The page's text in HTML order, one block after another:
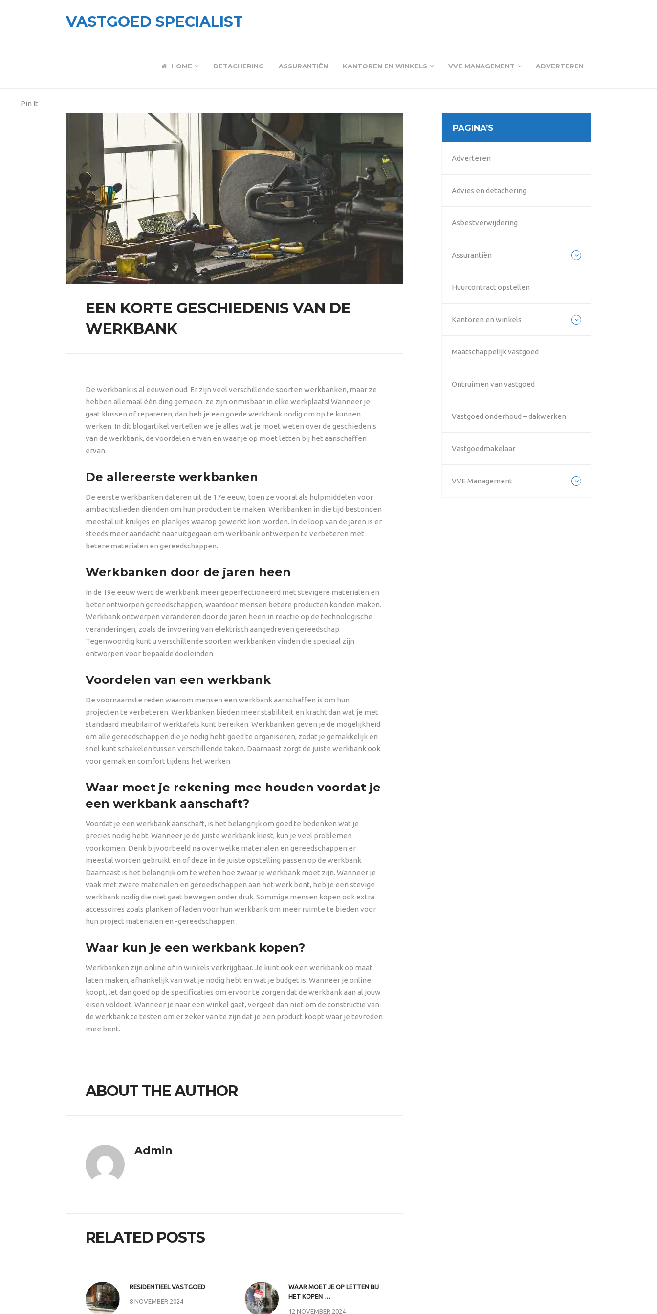
VASTGOED SPECIALIST
HOME DETACHERING ASSURANTIËN KANTOREN EN WINKELS VVE MANAGEMENT ADVERTEREN
EEN KORTE GESCHIEDENIS VAN DE
WERKBANK
De werkbank is al eeuwen oud. Er zijn veel verschillende soorten werkbanken, maar ze
hebben allemaal één ding gemeen: ze zijn onmisbaar in elke werkplaats! Wanneer je
gaat klussen of repareren, dan heb je een goede werkbank nodig om op te kunnen
werken. In dit blogartikel vertellen we je alles wat je moet weten over de geschiedenis
van de werkbank, de voordelen ervan en waar je op moet letten bij het aanschaffen
ervan.
De allereerste werkbanken
De eerste werkbanken dateren uit de 17e eeuw, toen ze vooral als hulpmiddelen voor
ambachtslieden dienden om hun producten te maken. Werkbanken in die tijd bestonden
meestal uit krukjes en plankjes waarop gewerkt kon worden. In de loop van de jaren is er
steeds meer aandacht naar uitgegaan om werkbank ontwerpen te verbeteren met
betere materialen en gereedschappen.
Werkbanken door de jaren heen
In de 19e eeuw werd de werkbank meer geperfectioneerd met stevigere materialen en
beter ontworpen gereedschappen, waardoor mensen betere producten konden maken.
Werkbank ontwerpen veranderen door de jaren heen in reactie op de technologische
veranderingen, zoals de invoering van elektrisch aangedreven gereedschap.
Tegenwoordig kunt u verschillende soorten werkbanken vinden die speciaal zijn
ontworpen voor bepaalde doeleinden.
Voordelen van een werkbank
De voornaamste reden waarom mensen een werkbank aanschaffen is om hun
projecten te verbeteren. Werkbanken bieden meer stabiliteit en kracht dan wat je met
standaard meubilair of werktafels kunt bereiken. Werkbanken geven je de mogelijkheid
om alle gereedschappen die je nodig hebt goed te organiseren, zodat je gemakkelijk en
snel kunt schakelen tussen verschillende taken. Daarnaast zorgt de juiste werkbankook
voor gemak en comfort tijdens het werken.
Waar moet je rekening mee houden voordat je
een werkbank aanschaft?
Voordat je een werkbank aanschaft, is het belangrijk om goed te bedenken wat je
precies nodig hebt. Wanneer je de juiste werkbank kiest, kun je veel problemen
voorkomen. Denk bijvoorbeeld na over welke materialen en gereedschappen er
meestal worden gebruikt en of deze in de juiste opstelling passen op de werkbank.
Daarnaast is het belangrijk om te weten hoe zwaar je werkbank moet zijn. Wanneer je
vaak met zware materialen en gereedschappen aan het werk bent, heb je een stevige
werkbank nodig die niet gaat bewegen onder druk. Sommige mensen kopen ook extra
accessoires zoals planken of laden voor hun werkbank om meer ruimte te bieden voor
hun project materialen en -gereedschappen .
Waar kun je een werkbank kopen?
Werkbanken zijn online of in winkels verkrijgbaar. Je kunt ook een werkbank op maat
laten maken, afhankelijk van wat je nodig hebt en wat je budget is. Wanneer je online
koopt, let dan goed op de specificaties om ervoor te zorgen dat de werkbank aan al jouw
eisen voldoet. Wanneer je naar een winkel gaat, vergeet dan niet om de constructie van
de werkbank te testen om er zeker van te zijn dat je een product koopt waar je tevreden
mee bent.
Pin It
ABOUT THE AUTHOR
Admin
RELATED POSTS
RESIDENTIEEL VASTGOED
8 NOVEMBER 2024
WAAR MOET JE OP LETTEN BIJ
HET KOPEN …
12 NOVEMBER 2024
PAGINA’S
Adverteren
Advies en detachering
Asbestverwijdering
Assurantiën
Huurcontract opstellen
Kantoren en winkels
Maatschappelijk vastgoed
Ontruimen van vastgoed
Vastgoed onderhoud – dakwerken
Vastgoedmakelaar
VVE Management